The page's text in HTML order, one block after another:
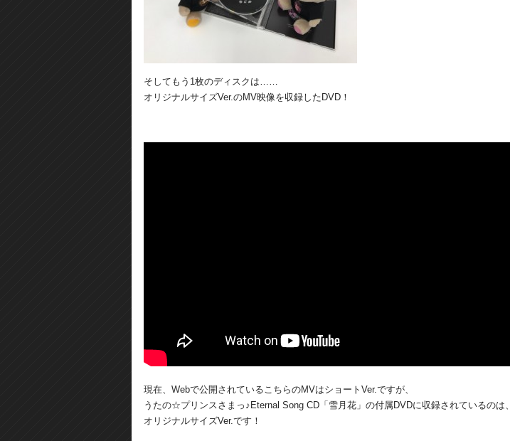
そしてもう1枚のディスクは……
オリジナルサイズVer.のMV映像を収録したDVD！
現在、Webで公開されているこちらのMVはショートVer.ですが、
うたの☆プリンスさまっ♪Eternal Song CD「雪月花」の付属DVDに収録されているのは、
オリジナルサイズVer.です！